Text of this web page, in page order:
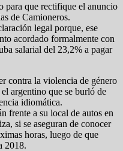
que rectifique el anuncio
de Camioneros.
legal porque, ese
acordado formalmente con
salarial del 23,2% a pagar
contra la violencia de género
argentino que se burló de
idiomática.
frente a su local de autos en
si se aseguran de conocer
horas, luego de que
2018.